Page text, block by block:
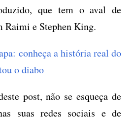
que tem o aval de
Raimi e Stephen King.
conheça a história real do
o diabo
post, não se esqueça de
suas redes sociais e de